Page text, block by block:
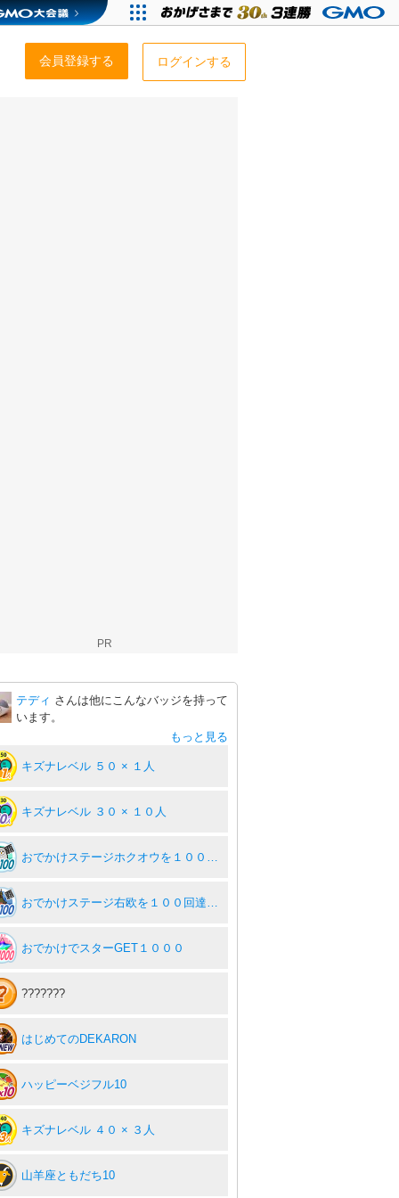
会員登録する ログインする
PR
テディ さんは他にこんなバッジを持って
います。
もっと見る
キズナレベル ５０ × １人
キズナレベル ３０ × １０人
おでかけステージホクオウを１００回達成度１００％
おでかけステージ右欧を１００回達成度１００％
おでかけでスターGET１０００
???????
はじめてのDEKARON
ハッピーベジフル10
キズナレベル ４０ × ３人
山羊座ともだち10